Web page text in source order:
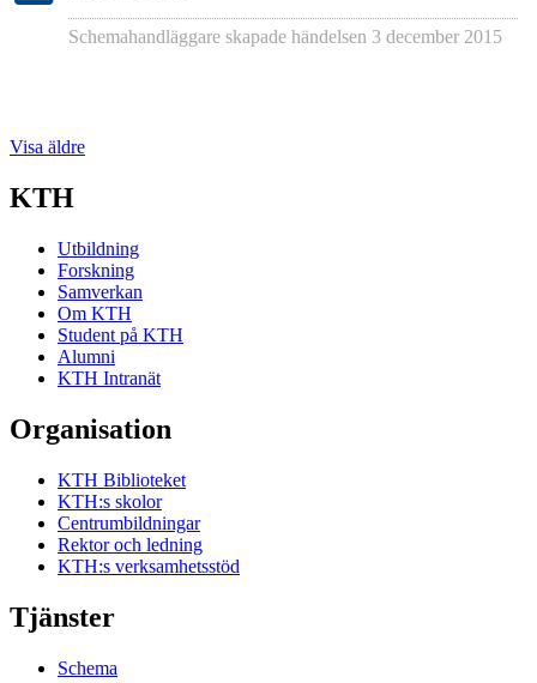
Schemahandläggare skapade händelsen 3 december 2015
Visa äldre
KTH
Utbildning
Forskning
Samverkan
Om KTH
Student på KTH
Alumni
KTH Intranät
Organisation
KTH Biblioteket
KTH:s skolor
Centrumbildningar
Rektor och ledning
KTH:s verksamhetsstöd
Tjänster
Schema